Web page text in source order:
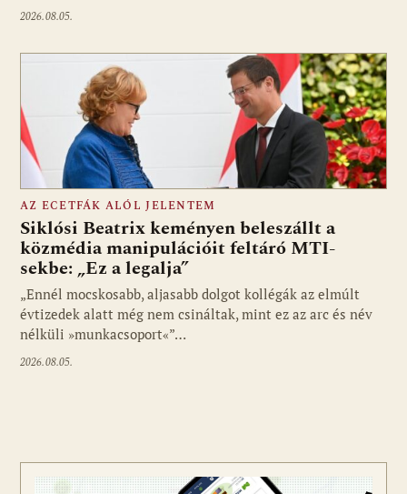
2026.08.05.
Fotó: media1.hu
AZ ECETFÁK ALÓL JELENTEM
Siklósi Beatrix keményen beleszállt a
közmédia manipulációit feltáró MTI-
sekbe: „Ez a legalja”
„Ennél mocskosabb, aljasabb dolgot kollégák az elmúlt
évtizedek alatt még nem csináltak, mint ez az arc és név
nélküli »munkacsoport«”…
2026.08.05.